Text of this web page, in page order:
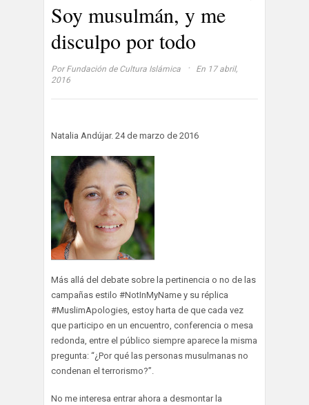
Soy musulmán, y me
disculpo por todo
Por Fundación de Cultura Islámica ·
En 17 abril,
2016
Natalia Andújar. 24 de marzo de 2016
Más allá del debate sobre la pertinencia o no de las
campañas estilo #NotInMyName y su réplica
#MuslimApologies, estoy harta de que cada vez
que participo en un encuentro, conferencia o mesa
redonda, entre el público siempre aparece la misma
pregunta: “¿Por qué las personas musulmanas no
condenan el terrorismo?”.
No me interesa entrar ahora a desmontar la